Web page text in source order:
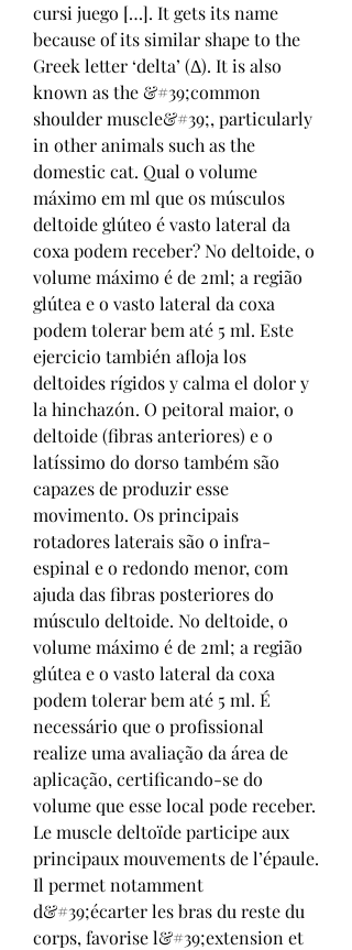
cursi juego […]. It gets its name
because of its similar shape to the
Greek letter ‘delta’ (Δ). It is also
known as the &#39;common
shoulder muscle&#39;, particularly
in other animals such as the
domestic cat. Qual o volume
máximo em ml que os músculos
deltoide glúteo é vasto lateral da
coxa podem receber? No deltoide, o
volume máximo é de 2ml; a região
glútea e o vasto lateral da coxa
podem tolerar bem até 5 ml. Este
ejercicio también afloja los
deltoides rígidos y calma el dolor y
la hinchazón. O peitoral maior, o
deltoide (fibras anteriores) e o
latíssimo do dorso também são
capazes de produzir esse
movimento. Os principais
rotadores laterais são o infra-
espinal e o redondo menor, com
ajuda das fibras posteriores do
músculo deltoide. No deltoide, o
volume máximo é de 2ml; a região
glútea e o vasto lateral da coxa
podem tolerar bem até 5 ml. É
necessário que o profissional
realize uma avaliação da área de
aplicação, certificando-se do
volume que esse local pode receber.
Le muscle deltoïde participe aux
principaux mouvements de l’épaule.
Il permet notamment
d&#39;écarter les bras du reste du
corps, favorise l&#39;extension et